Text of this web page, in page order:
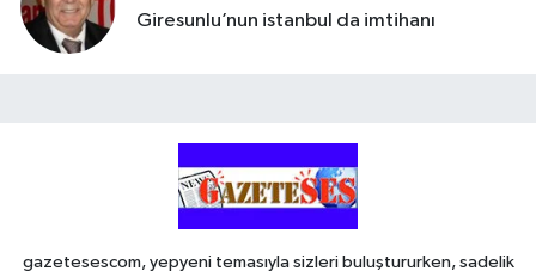
Giresunlu’nun istanbul da imtihanı
gazetesescom, yepyeni temasıyla sizleri buluştururken, sadelik